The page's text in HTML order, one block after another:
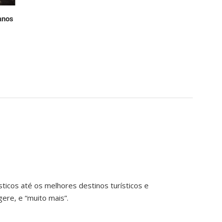
até os melhores destinos turísticos e
e “muito mais”.